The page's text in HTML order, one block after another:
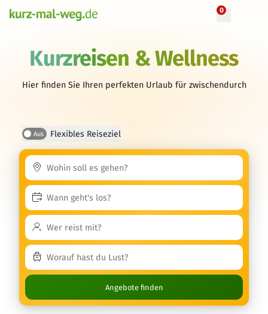
0
Kurzreisen & Wellness
Hier finden Sie Ihren perfekten Urlaub für zwischendurch
Aus Flexibles Reiseziel
Angebote finden